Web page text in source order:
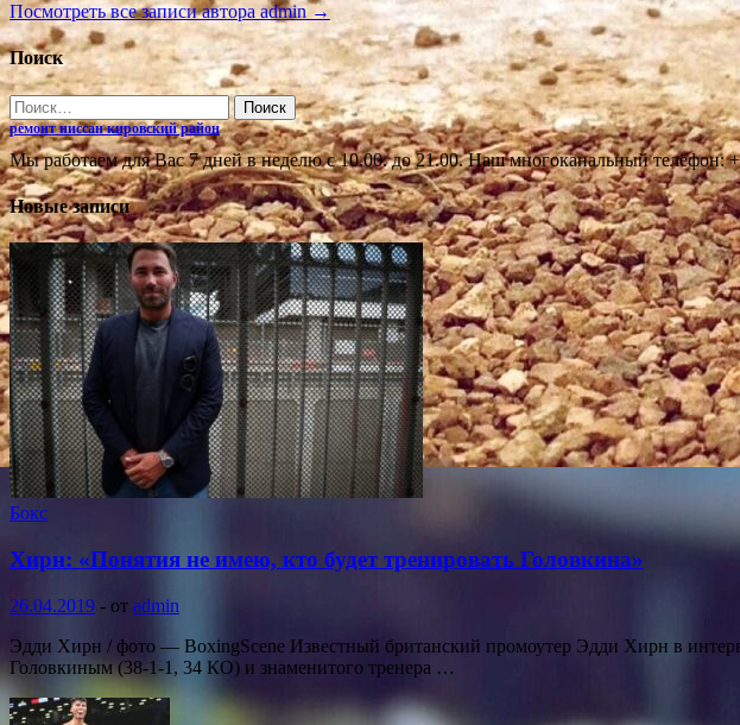
Посмотреть все записи автора admin →
Поиск
Найти:
ремонт ниссан кировский район
Мы работаем для Вас 7 дней в неделю с 10.00. до 21.00. Наш многоканальный телефон:
Новые записи
Бокс
Хирн: «Понятия не имею, кто будет тренировать Головкина»
26.04.2019 - от admin
Эдди Хирн / фото — BoxingScene Известный британский промоутер Эдди Хирн в
Головкиным (38-1-1, 34 КО) и знаменитого тренера …